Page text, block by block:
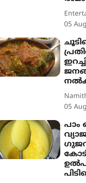
05
05
പാം